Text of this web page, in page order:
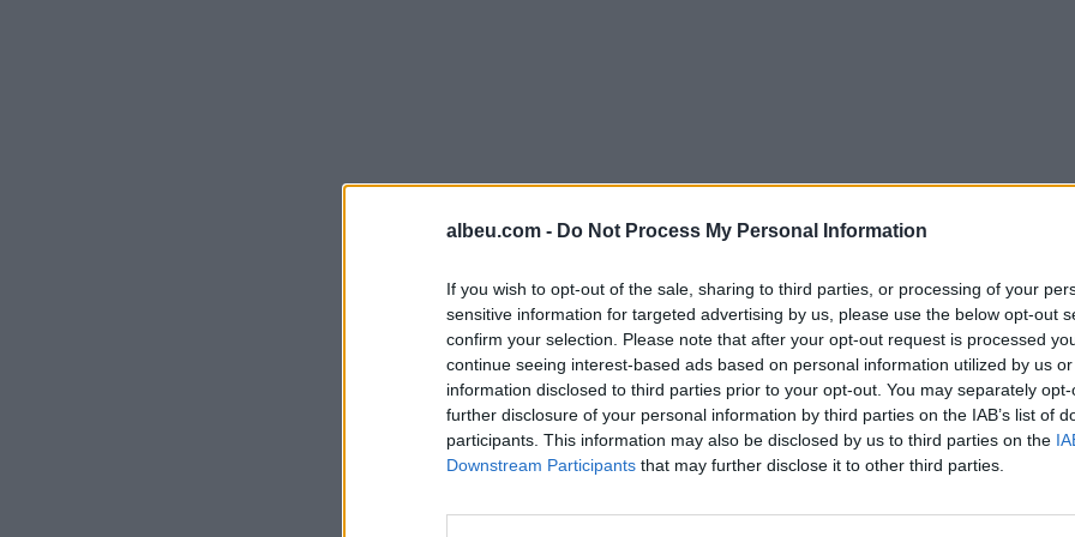
albeu.com - Do Not Process My Personal Information
If you wish to opt-out of the sale, sharing to third parties, or processing of your
sensitive information for targeted advertising by us, please use the below opt-out
confirm your selection. Please note that after your opt-out request is processed
continue seeing interest-based ads based on personal information utilized by us
information disclosed to third parties prior to your opt-out. You may separately
further disclosure of your personal information by third parties on the IAB’s list of
participants. This information may also be disclosed by us to third parties on the
Downstream Participants that may further disclose it to other third parties.